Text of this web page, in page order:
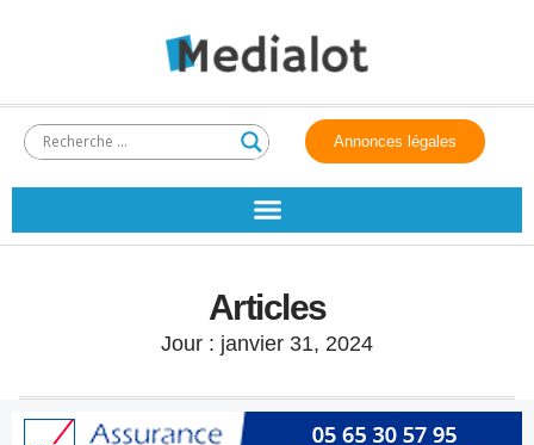
Annonces légales
Articles
Jour : janvier 31, 2024